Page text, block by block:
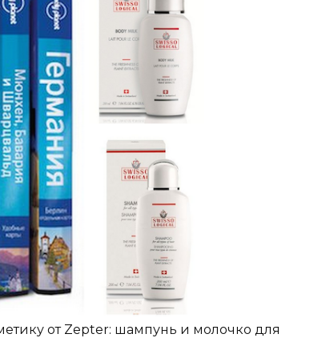
от Zepter: шампунь и молочко для